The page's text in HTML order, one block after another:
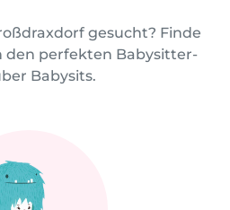
gesucht? Finde
den perfekten Babysitter-
Babysits.